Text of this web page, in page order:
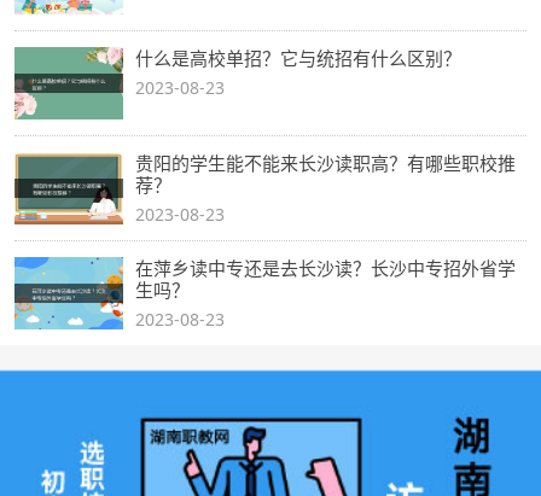
什么是高校单招？它与统招有什么区别？
2023-08-23
贵阳的学生能不能来长沙读职高？有哪些职校推
荐？
2023-08-23
在萍乡读中专还是去长沙读？长沙中专招外省学
生吗？
2023-08-23